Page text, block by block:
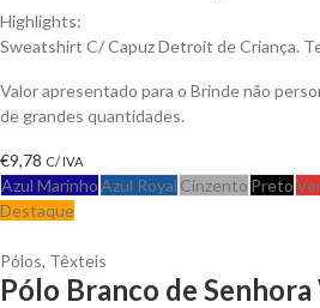
Highlights:
Sweatshirt C/ Capuz Detroit de Criança.
Valor apresentado para o Brinde não
de grandes quantidades.
€9,78 C/ IVA
Azul MarinhoAzul Royal Cinzento Preto
Destaque
Pólos, Têxteis
Pólo Branco de